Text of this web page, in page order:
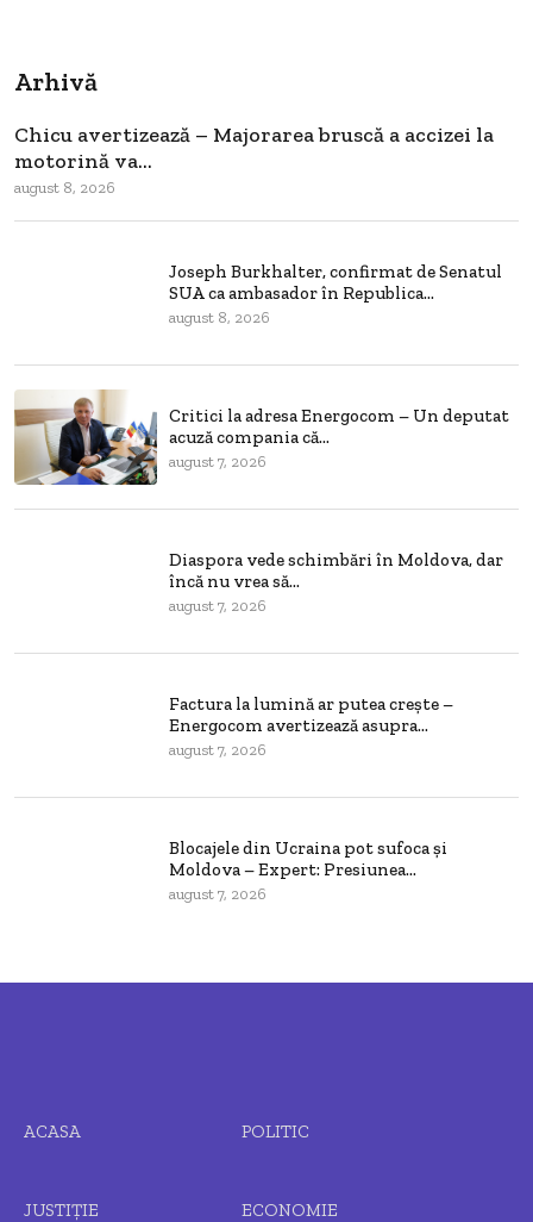
Arhivă
Chicu avertizează – Majorarea bruscă a accizei la
motorină va...
august 8, 2026
Joseph Burkhalter, confirmat de Senatul
SUA ca ambasador în Republica...
august 8, 2026
Critici la adresa Energocom – Un deputat
acuză compania că...
august 7, 2026
Diaspora vede schimbări în Moldova, dar
încă nu vrea să...
august 7, 2026
Factura la lumină ar putea crește –
Energocom avertizează asupra...
august 7, 2026
Blocajele din Ucraina pot sufoca și
Moldova – Expert: Presiunea...
august 7, 2026
ACASA POLITIC
JUSTIȚIE ECONOMIE